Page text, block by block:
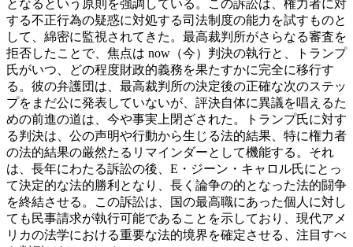
となるという原則を強調している。この訴訟は、権力者に対
する不正行為の疑惑に対処する司法制度の能力を試すものと
して、綿密に監視されてきた。最高裁判所がさらなる審査を
拒否したことで、焦点は now（今）判決の執行と、トランプ
氏がいつ、どの程度財政的義務を果たすかに完全に移行す
る。彼の弁護団は、最高裁判所の決定後の正確な次のステッ
プをまだ公に発表していないが、評決自体に異議を唱えるた
めの前進の道は、今や事実上閉ざされた。
トランプ氏に対す
る判決は、公の声明や行動から生じる法的結果、特に権力者
の法的結果の厳然たるリマインダーとして機能する。それ
は、長年にわたる訴訟の後、E・ジーン・キャロル氏にとっ
て決定的な法的勝利となり、長く論争の的となった法的闘争
を終結させる。この訴訟は、国の最高職にあった個人に対し
ても民事請求が執行可能であることを示しており、現代アメ
リカの法学における重要な法的境界を確定させる、注目すべ